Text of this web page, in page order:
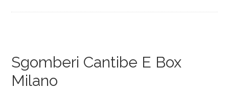
Sgomberi Cantibe E Box
Milano